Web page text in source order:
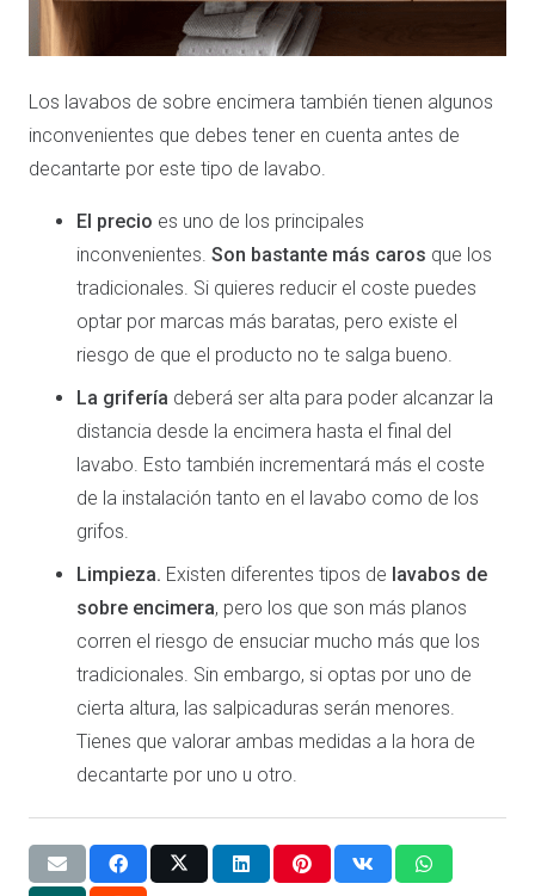
Los lavabos de sobre encimera también tienen algunos
inconvenientes que debes tener en cuenta antes de
decantarte por este tipo de lavabo.
El precio es uno de los principales
inconvenientes. Son bastante más caros que los
tradicionales. Si quieres reducir el coste puedes
optar por marcas más baratas, pero existe el
riesgo de que el producto no te salga bueno.
La grifería deberá ser alta para poder alcanzar la
distancia desde la encimera hasta el final del
lavabo. Esto también incrementará más el coste
de la instalación tanto en el lavabo como de los
grifos.
Limpieza. Existen diferentes tipos de lavabos de
sobre encimera, pero los que son más planos
corren el riesgo de ensuciar mucho más que los
tradicionales. Sin embargo, si optas por uno de
cierta altura, las salpicaduras serán menores.
Tienes que valorar ambas medidas a la hora de
decantarte por uno u otro.